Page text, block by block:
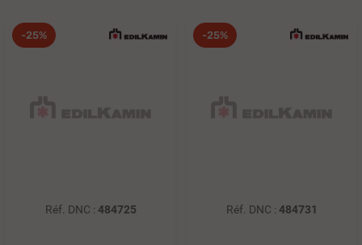
-25%
Réf. DNC : 484725
-25%
Réf. DNC : 484731